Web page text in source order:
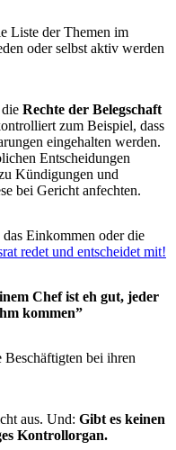
Liste der Themen im
oder selbst aktiv werden
Rechte der Belegschaft
zum Beispiel, dass
eingehalten werden.
Entscheidungen
Kündigungen und
bei Gericht anfechten.
Einkommen oder die
redet und entscheidet mit!
Chef ist eh gut, jeder
kommen”
bei ihren
aus. Und: Gibt es keinen
Kontrollorgan.